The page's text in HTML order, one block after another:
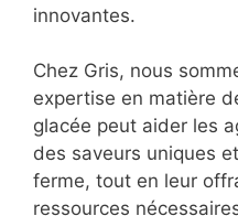
innovantes.
Chez Gris, nous
expertise en matière
glacée peut aider les
des saveurs uniques
ferme, tout en leur
ressources